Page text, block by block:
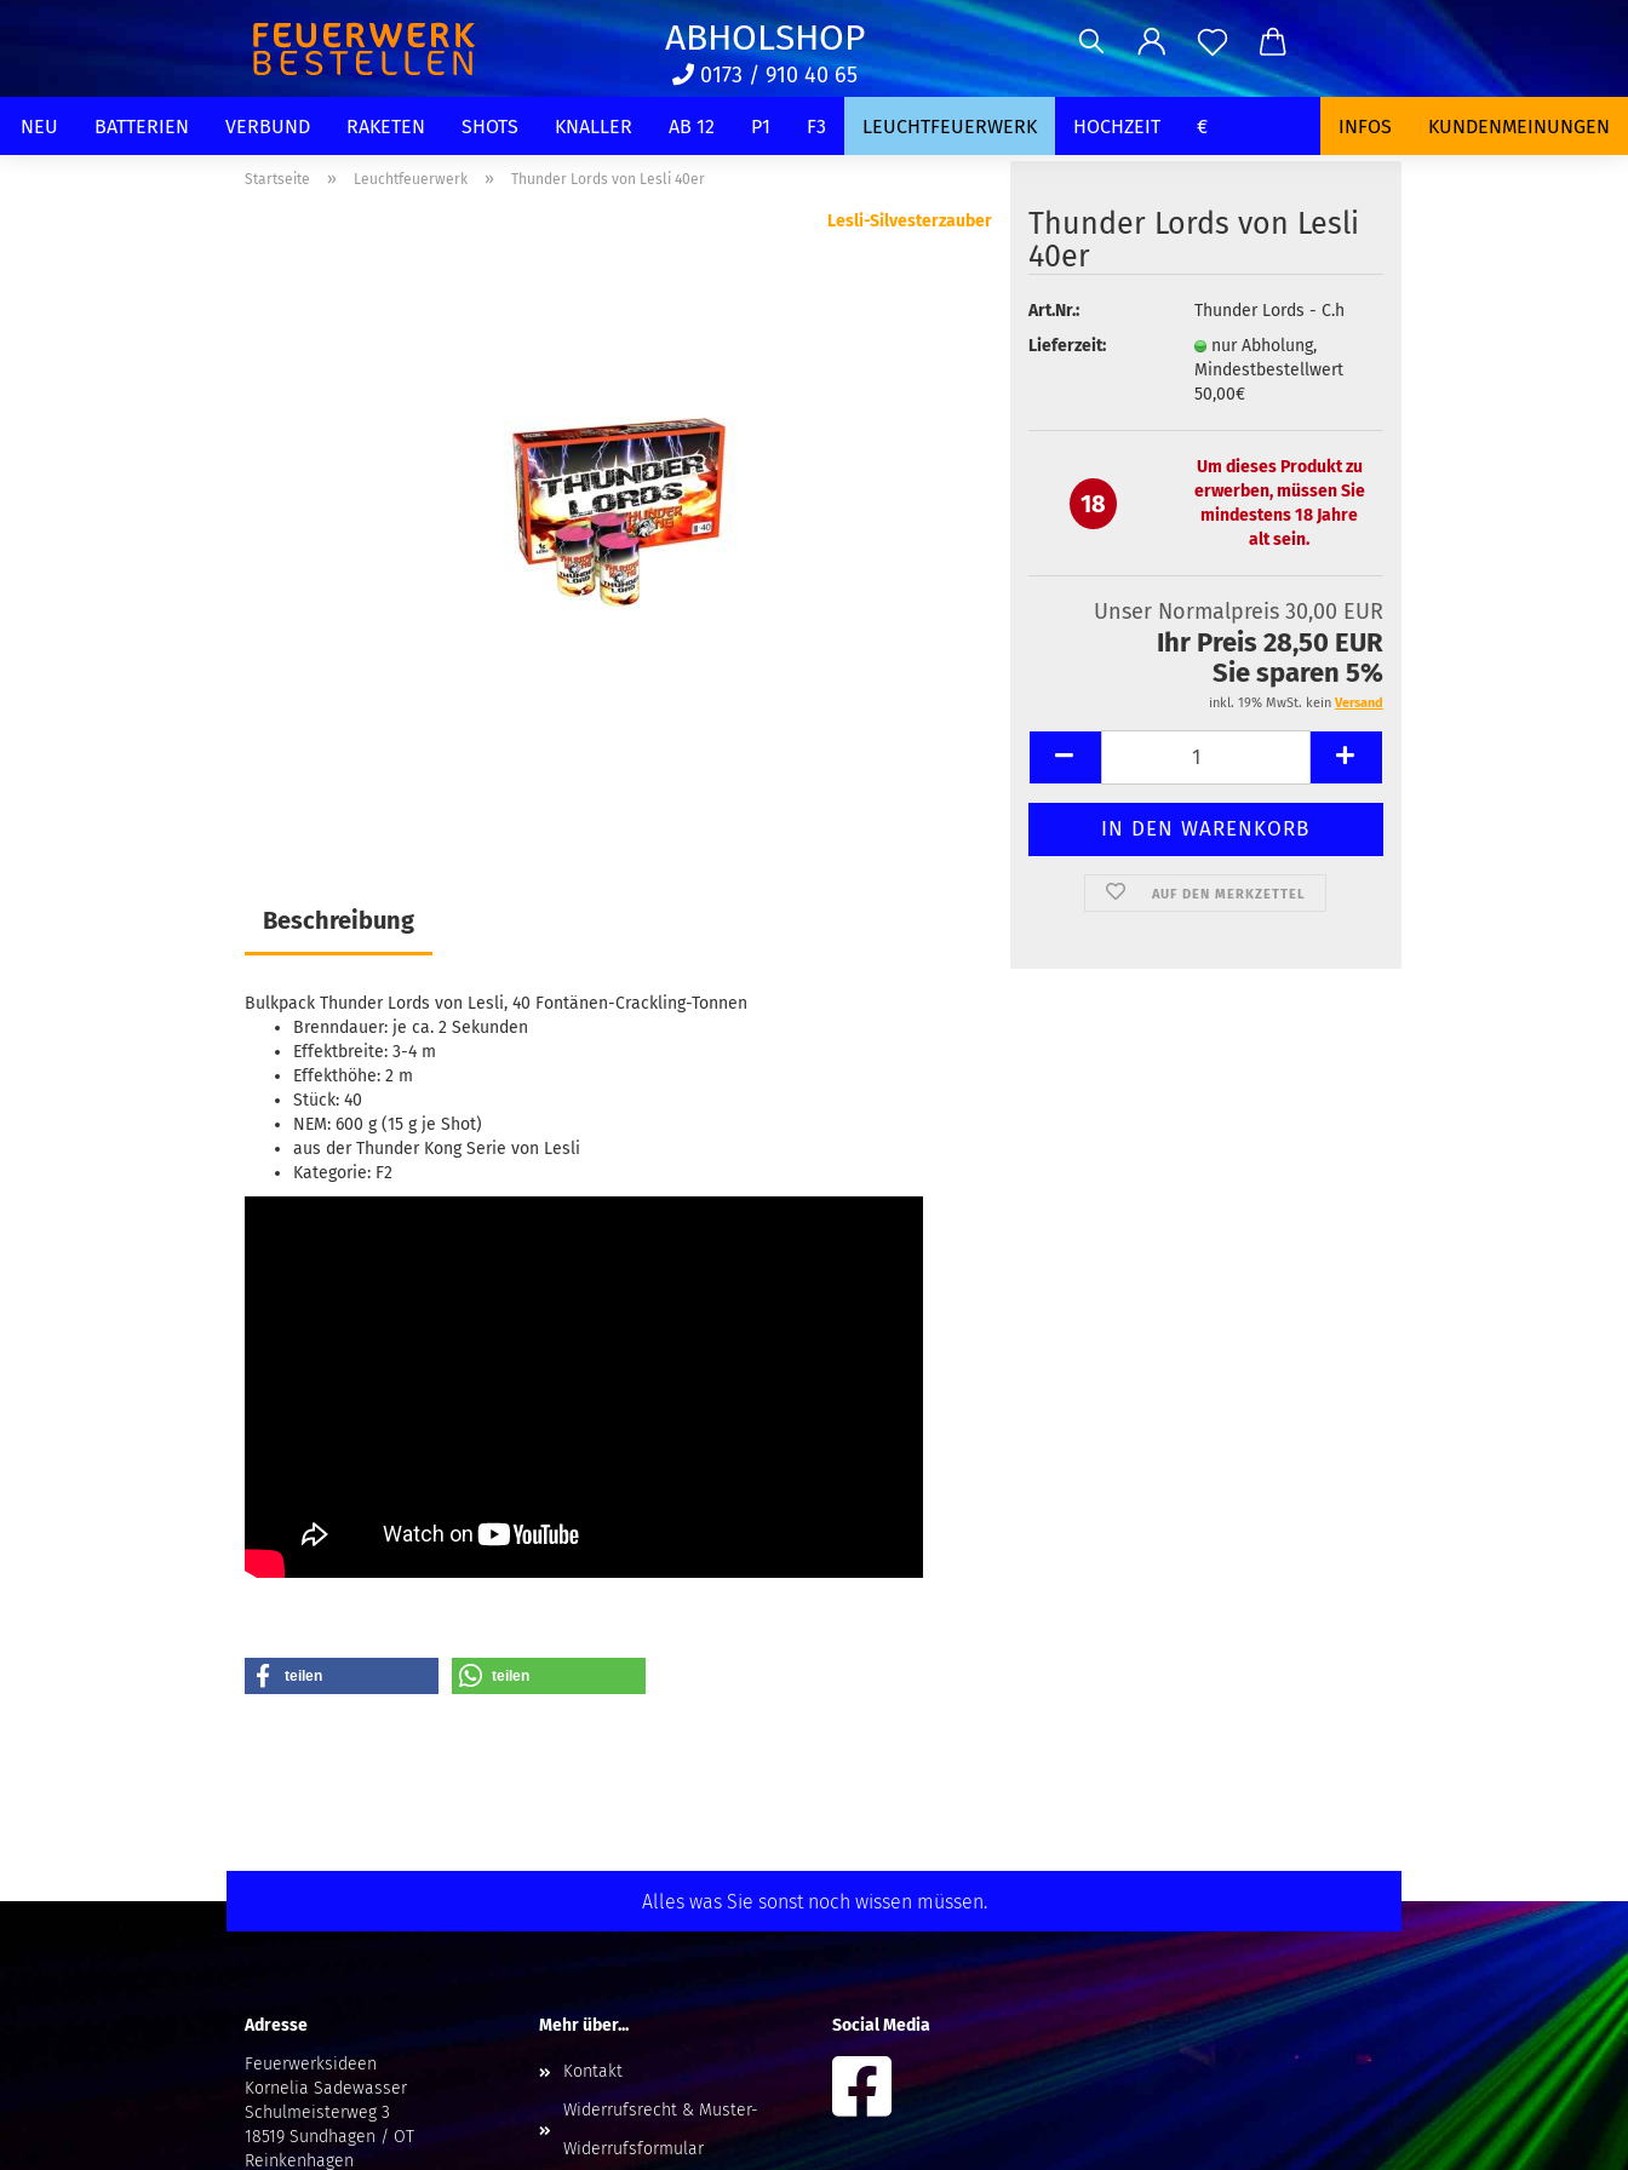
ABHOLSHOP
0173 / 910 40 65
NEU BATTERIEN VERBUND RAKETEN SHOTS KNALLER AB 12 P1 F3 LEUCHTFEUERWERK HOCHZEIT € INFOS KUNDENMEINUNGEN
Startseite » Leuchtfeuerwerk » Thunder Lords von Lesli 40er
Lesli-Silvesterzauber
Thunder Lords von Lesli
40er
Art.Nr.:
Thunder Lords - C.h
Lieferzeit:
nur Abholung,
Mindestbestellwert
50,00€
18
Um dieses Produkt zu
erwerben, müssen Sie
mindestens 18 Jahre
alt sein.
Unser Normalpreis 30,00 EUR
Ihr Preis 28,50 EUR
Sie sparen 5%
inkl. 19% MwSt. kein Versand
AUF DEN MERKZETTEL
Beschreibung
Bulkpack Thunder Lords von Lesli, 40 Fontänen-Crackling-Tonnen
Brenndauer: je ca. 2 Sekunden
Effektbreite: 3-4 m
Effekthöhe: 2 m
Stück: 40
NEM: 600 g (15 g je Shot)
aus der Thunder Kong Serie von Lesli
Kategorie: F2
teilen teilen
Alles was Sie sonst noch wissen müssen.
Adresse
Feuerwerksideen
Kornelia Sadewasser
Schulmeisterweg 3
18519 Sundhagen / OT
Reinkenhagen
Mehr über...
Kontakt
Widerrufsrecht & Muster-
Widerrufsformular
Social Media